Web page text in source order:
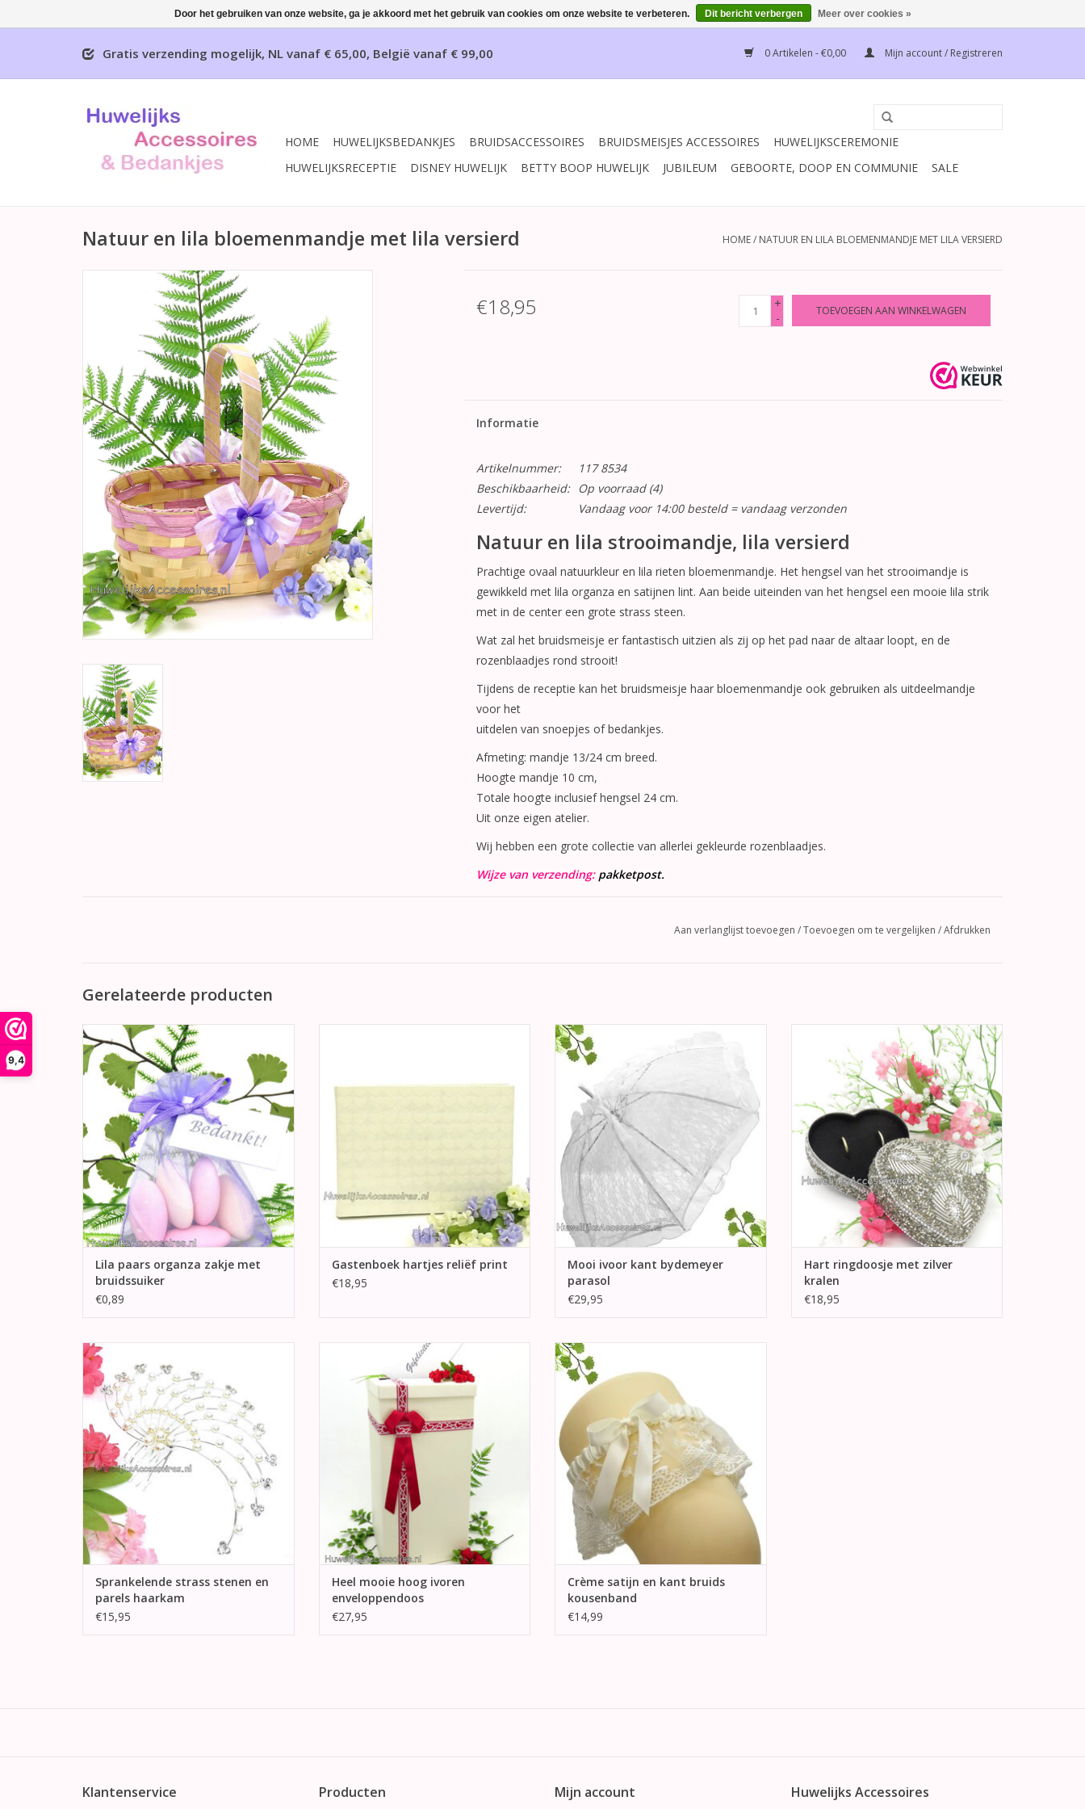
9,4
Gratis verzending mogelijk, NL vanaf € 65,00, België vanaf € 99,00 0 Artikelen - €0,00 Mijn account / Registreren
HOME HUWELIJKSBEDANKJES BRUIDSACCESSOIRES BRUIDSMEISJES ACCESSOIRES
HUWELIJKSCEREMONIE
HUWELIJKSRECEPTIE
DISNEY HUWELIJK BETTY BOOP HUWELIJK JUBILEUM GEBOORTE, DOOP EN COMMUNIE SALE
Natuur en lila bloemenmandje met lila versierd HOME/ NATUUR EN LILA BLOEMENMANDJE MET LILA VERSIERD
€18,95
+
-
TOEVOEGEN AAN WINKELWAGEN
Informatie
Artikelnummer:
117 8534
Beschikbaarheid:
Op voorraad(4)
Levertijd:
Vandaag voor 14:00 besteld = vandaag verzonden
Natuur en lila strooimandje, lila versierd
Prachtige ovaal natuurkleur en lila rieten bloemenmandje. Het hengsel van het strooimandje is
gewikkeld met lila organza en satijnen lint. Aan beide uiteinden van het hengsel een mooie lila strik
met in de center een grote strass steen.
Wat zal het bruidsmeisje er fantastisch uitzien als zij op het pad naar de altaar loopt, en de
rozenblaadjes rond strooit!
Tijdens de receptie kan het bruidsmeisje haar bloemenmandje ook gebruiken als uitdeelmandje
voor het
uitdelen van snoepjes of bedankjes.
Afmeting: mandje 13/24 cm breed.
Hoogte mandje 10 cm,
Totale hoogte inclusief hengsel 24 cm.
Uit onze eigen atelier.
Wij hebben een grote collectie van allerlei gekleurde rozenblaadjes.
Wijze van verzending: pakketpost.
Aan verlanglijst toevoegen /Toevoegen om te vergelijken /Afdrukken
Gerelateerde producten
Bruiloft bedankje, mooie lila paars
organza zakje gevuld met bruidssuiker.
TOEVOEGEN AAN WINKELWAGEN
Lila paars organza zakje met
bruidssuiker
€0,89
TOEVOEGEN AAN WINKELWAGEN
Gastenboek hartjes reliëf print
€18,95
Schitterende ivoor vintage bydemeyer
paraplu met grote scherm. Een mooie en
elegante toevoeging aan uw bruiloft foto’s.
TOEVOEGEN AAN WINKELWAGEN
Mooi ivoor kant bydemeyer
parasol
€29,95
Hartvormige trouwringen doosje,
helemaal versierd met zilver kralen.
TOEVOEGEN AAN WINKELWAGEN
Hart ringdoosje met zilver
kralen
€18,95
Deze sprankelende zilveren haarkam met
strass en parels is een echte pronkstuk en
is geschikt voor diverse modellen kapsels.
TOEVOEGEN AAN WINKELWAGEN
Sprankelende strass stenen en
parels haarkam
€15,95
Zeer mooie hoog ivoor enveloppendoos
versierd met kersenrood en ivoor lint. Aan
de voorkant een mooie strik. In de deksel
zit een gleuf voor geld of enveloppen.
TOEVOEGEN AAN WINKELWAGEN
Heel mooie hoog ivoren
enveloppendoos
€27,95
Prachtige crème bruids kousenband.
Gemaakt van crème satijn en rijk
geborduurde crème kant. In het center
een mooie crème strik.
TOEVOEGEN AAN WINKELWAGEN
Crème satijn en kant bruids
kousenband
€14,99
Klantenservice Producten Mijn account Huwelijks Accessoires
Door het gebruiken van onze website, ga je akkoord met het gebruik van cookies om onze website te verbeteren. Dit bericht verbergen Meer over cookies »